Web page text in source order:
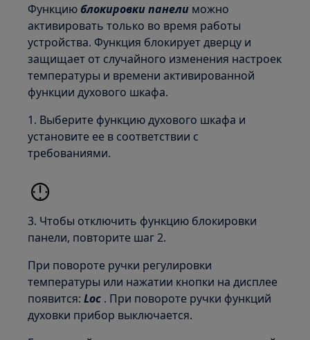
Функцию блокировки панели можно
активировать только во время работы
устройства. Функция блокирует дверцу и
защищает от случайного изменения настроек
температуры и времени активированной
функции духового шкафа.
1. Выберите функцию духового шкафа и
установите ее в соответствии с
требованиями.
3. Чтобы отключить функцию блокировки
панели, повторите шаг 2.
При повороте ручки регулировки
температуры или нажатии кнопки на дисплее
появится:Loc . При повороте ручки функций
духовки прибор выключается.